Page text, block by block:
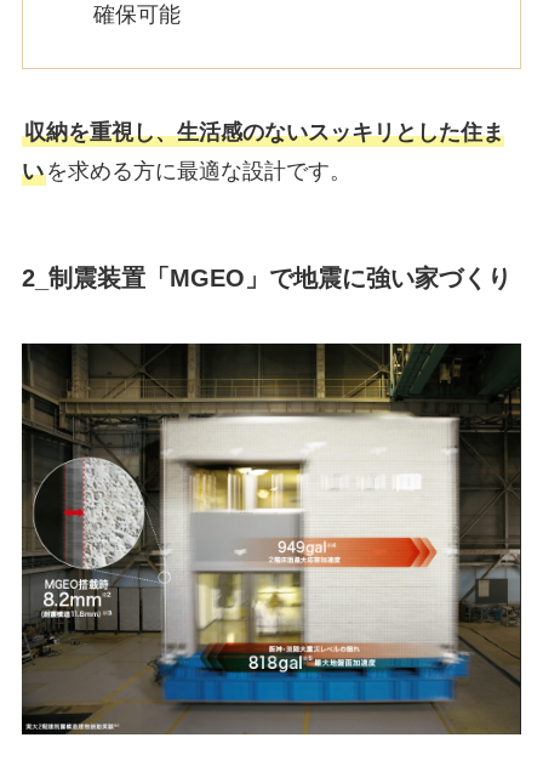
確保可能
収納を重視し、生活感のないスッキリとした住ま
いを求める方に最適な設計です。
2_制震装置「MGEO」で地震に強い家づくり